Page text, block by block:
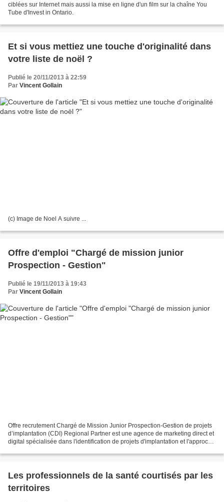
ciblées sur Internet mais aussi la mise en ligne d'un film sur la chaîne You
Tube d'Invest in Ontario.
Et si vous mettiez une touche d'originalité dans
votre liste de noël ?
Publié le 20/11/2013 à 22:59
Par Vincent Gollain
(c) Image de Noel A suivre ...
Offre d'emploi "Chargé de mission junior
Prospection - Gestion"
Publié le 19/11/2013 à 19:43
Par Vincent Gollain
Offre recrutement Chargé de Mission Junior Prospection-Gestion de projets
d’implantation (CDI) Regional Partner est une agence de marketing direct et
digital spécialisée dans l'identification de projets d'implantation et l'approche
Les professionnels de la santé courtisés par les
territoires